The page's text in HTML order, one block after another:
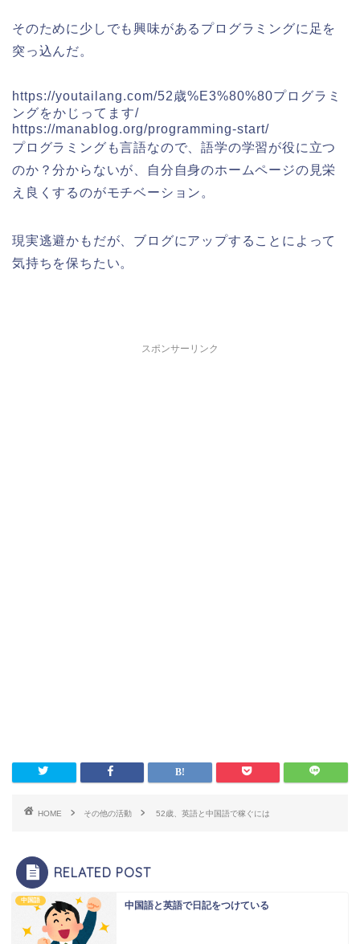
そのために少しでも興味があるプログラミングに足を
突っ込んだ。
https://youtailang.com/52歳%E3%80%80プログラミ
ングをかじってます/
https://manablog.org/programming-start/
プログラミングも言語なので、語学の学習が役に立つ
のか？分からないが、自分自身のホームページの見栄
え良くするのがモチベーション。
現実逃避かもだが、ブログにアップすることによって
気持ちを保ちたい。
スポンサーリンク
HOME その他の活動 52歳、英語と中国語で稼ぐには
RELATED POST
中国語 中国語と英語で日記をつけている